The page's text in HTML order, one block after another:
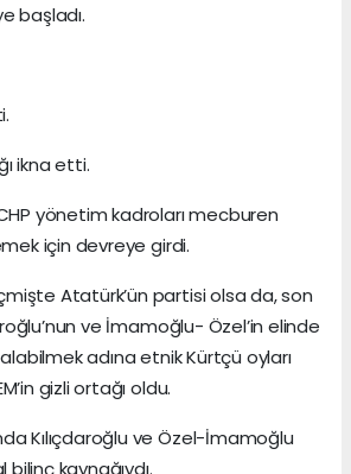
başladı.
ikna etti.
yönetim kadroları mecburen
için devreye girdi.
Atatürk’ün partisi olsa da, son
ve İmamoğlu- Özel’in elinde
adına etnik Kürtçü oyları
gizli ortağı oldu.
Kılıçdaroğlu ve Özel-İmamoğlu
bilinç kaynağıydı.